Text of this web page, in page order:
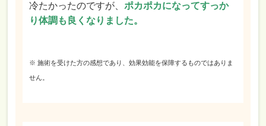
冷たかったのですが、ポカポカになってすっか
り体調も良くなりました。
※ 施術を受けた方の感想であり、効果効能を保障するものではありま
せん。